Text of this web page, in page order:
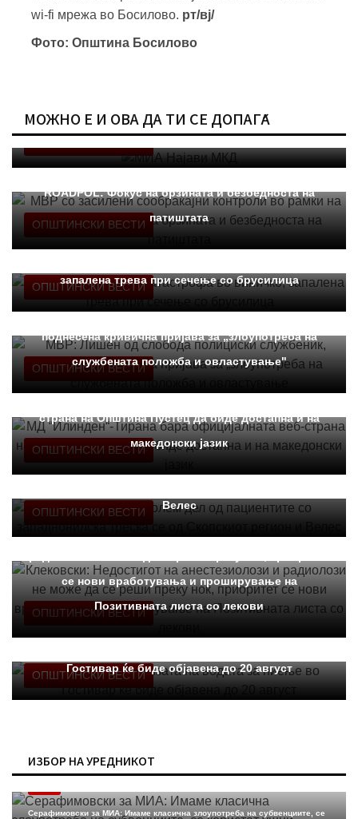
wi-fi мрежа во Босилово. рт/вј/
Фото: Општина Босилово
МОЖНО Е И ОВА ДА ТИ СЕ ДОПАЃА
МИА Најави МКД
ОПШТИНСКИ ВЕСТИ
МВР со засилени сообраќајни контроли во рамки на
ROADPOL: Фокус на брзината и безбедноста на
патиштата
ОПШТИНСКИ ВЕСТИ
запалена трева при сечење со брусилица
ОПШТИНСКИ ВЕСТИ
МВР: Лишен од слобода полициски службеник,
поднесена кривична пријава за „злоупотреба на
службената положба и овластување"
ОПШТИНСКИ ВЕСТИ
МД “Илинден“-Тирана бара официјалната веб-
страна на Општина Пустец да биде достапна и на
македонски јазик
ОПШТИНСКИ ВЕСТИ
Клековски: Најголем дел од пациентите сo
Велес
ОПШТИНСКИ ВЕСТИ
се нови вработувања и проширување на
Позитивната листа со лекови
ОПШТИНСКИ ВЕСТИ
Гостивар ќе биде објавена до 20 август
ИЗБОР НА УРЕДНИКОТ
Серафимовски за МИА: Имаме класична злоупотреба на субвенциите, се